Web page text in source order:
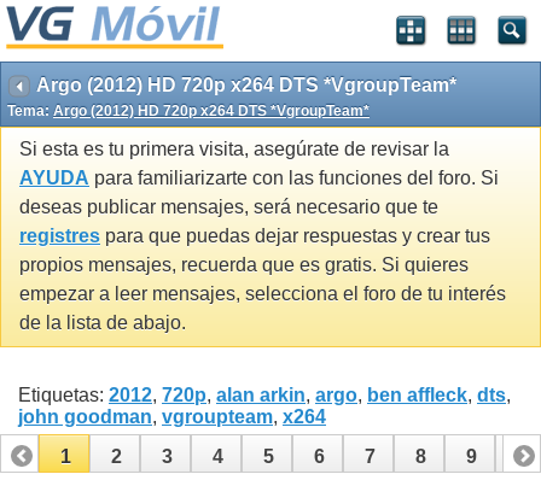
Argo (2012) HD 720p x264 DTS *VgroupTeam*
Tema: Argo (2012) HD 720p x264 DTS *VgroupTeam*
Si esta es tu primera visita, asegúrate de revisar la
AYUDA para familiarizarte con las funciones del foro. Si
deseas publicar mensajes, será necesario que te
registres para que puedas dejar respuestas y crear tus
propios mensajes, recuerda que es gratis. Si quieres
empezar a leer mensajes, selecciona el foro de tu interés
de la lista de abajo.
Etiquetas: 2012, 720p, alan arkin, argo, ben affleck, dts,
john goodman, vgroupteam, x264
1
2 3 4 5 6 7 8 9 10